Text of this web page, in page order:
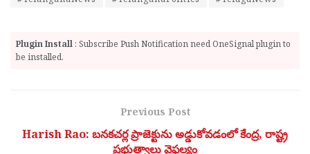
Plugin Install : Subscribe Push Notification need OneSignal plugin to
be installed.
Previous Post
Harish Rao: బనకచర్ల ప్రాజెక్టును అడ్డుకోవడంలో కేంద్ర, రాష్ట్ర
ప్రభుత్వాలు వైఫల్యం